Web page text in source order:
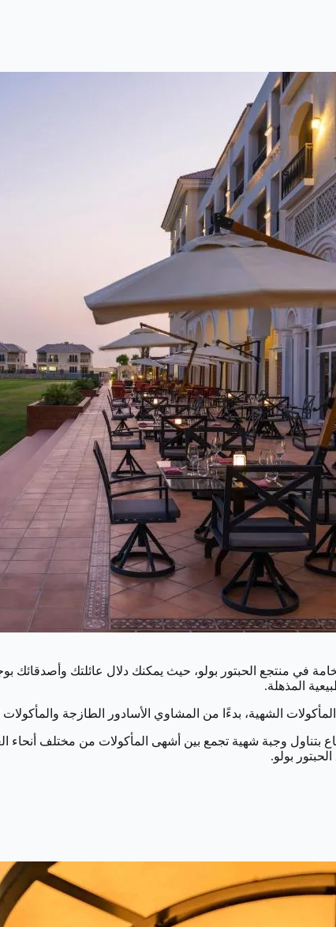
في منتجع الحبتور بولو، حيث يمكنك دلال عائلتك
المذهلة.
الشهية، بدءًا من المشاوي الأسادور الطازجة
بتناول وجبة شهية تجمع بين أشهى المأكولات من مختلف أنحاء
بولو.